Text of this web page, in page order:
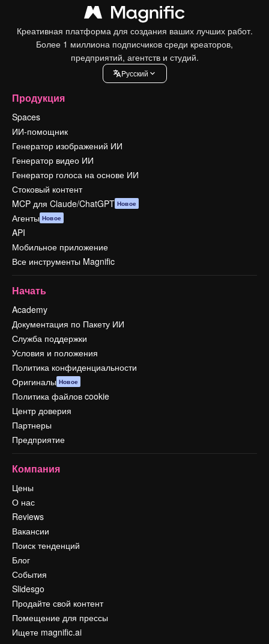
Креативная платформа для создания ваших лучших работ.
Более 1 миллиона подписчиков среди креаторов,
предприятий, агентств и студий.
Pусский
Продукция
Spaces
ИИ-помощник
Генератор изображений ИИ
Генератор видео ИИ
Генератор голоса на основе ИИ
Стоковый контент
MCP для Claude/ChatGPT Новое
Агенты Новое
API
Мобильное приложение
Все инструменты Magnific
Начать
Academy
Документация по Пакету ИИ
Служба поддержки
Условия и положения
Политика конфиденциальности
Оригиналы Новое
Политика файлов cookie
Центр доверия
Партнеры
Предприятие
Компания
Цены
О нас
Reviews
Вакансии
Поиск тенденций
Блог
События
Slidesgo
Продайте свой контент
Помещение для прессы
Ищете magnific.ai